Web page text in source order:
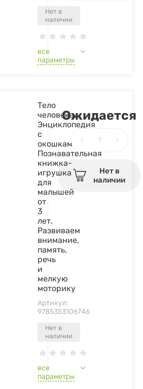
Нет в
наличии
все
параметры
Нет в
наличии
Тело
человека.
Энциклопедия
с
окошками.
Познавательная
книжка-
игрушка
для
малышей
от
3
лет.
Развиваем
внимание,
память,
речь
и
мелкую
моторику
Артикул:
9785353106746
все
параметры
Ожидается
Нет в
наличии